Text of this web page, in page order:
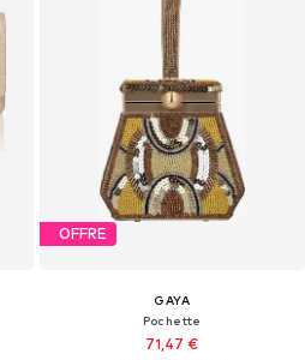
OFFRE
GAYA
Pochette
71,47 €